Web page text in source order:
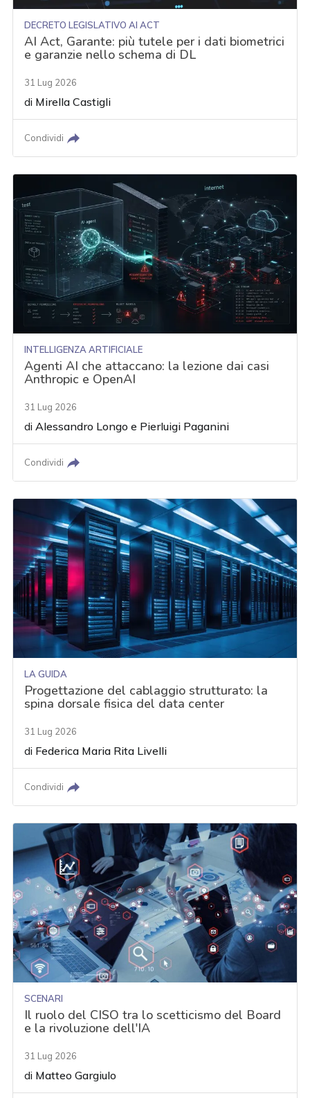
DECRETO LEGISLATIVO AI ACT
AI Act, Garante: più tutele per i dati biometrici
e garanzie nello schema di DL
31 Lug 2026
di Mirella Castigli
Condividi
INTELLIGENZA ARTIFICIALE
Agenti AI che attaccano: la lezione dai casi
Anthropic e OpenAI
31 Lug 2026
diAlessandro Longo e Pierluigi Paganini
Condividi
LA GUIDA
Progettazione del cablaggio strutturato: la
spina dorsale fisica del data center
31 Lug 2026
di Federica Maria Rita Livelli
Condividi
SCENARI
Il ruolo del CISO tra lo scetticismo del Board
e la rivoluzione dell'IA
31 Lug 2026
di Matteo Gargiulo